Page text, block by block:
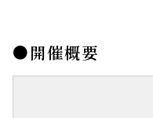
開催概要